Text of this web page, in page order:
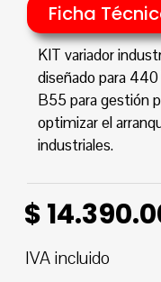
Ficha
KIT variador
diseñado para
B55 para gestión
optimizar el
industriales.
$
IVA incluido